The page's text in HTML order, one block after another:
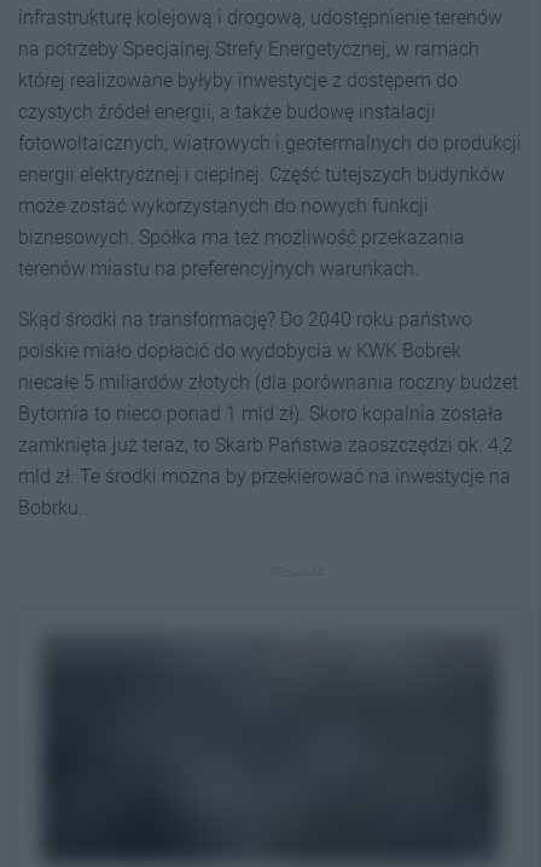
infrastrukturę kolejową i drogową, udostępnienie terenów
na potrzeby Specjalnej Strefy Energetycznej, w ramach
której realizowane byłyby inwestycje z dostępem do
czystych źródeł energii, a także budowę instalacji
fotowoltaicznych, wiatrowych i geotermalnych do produkcji
energii elektrycznej i cieplnej. Część tutejszych budynków
może zostać wykorzystanych do nowych funkcji
biznesowych. Spółka ma też możliwość przekazania
terenów miastu na preferencyjnych warunkach.
Skąd środki na transformację? Do 2040 roku państwo
polskie miało dopłacić do wydobycia w KWK Bobrek
niecałe 5 miliardów złotych (dla porównania roczny budżet
Bytomia to nieco ponad 1 mld zł). Skoro kopalnia została
zamknięta już teraz, to Skarb Państwa zaoszczędzi ok. 4,2
mld zł. Te środki można by przekierować na inwestycje na
Bobrku.